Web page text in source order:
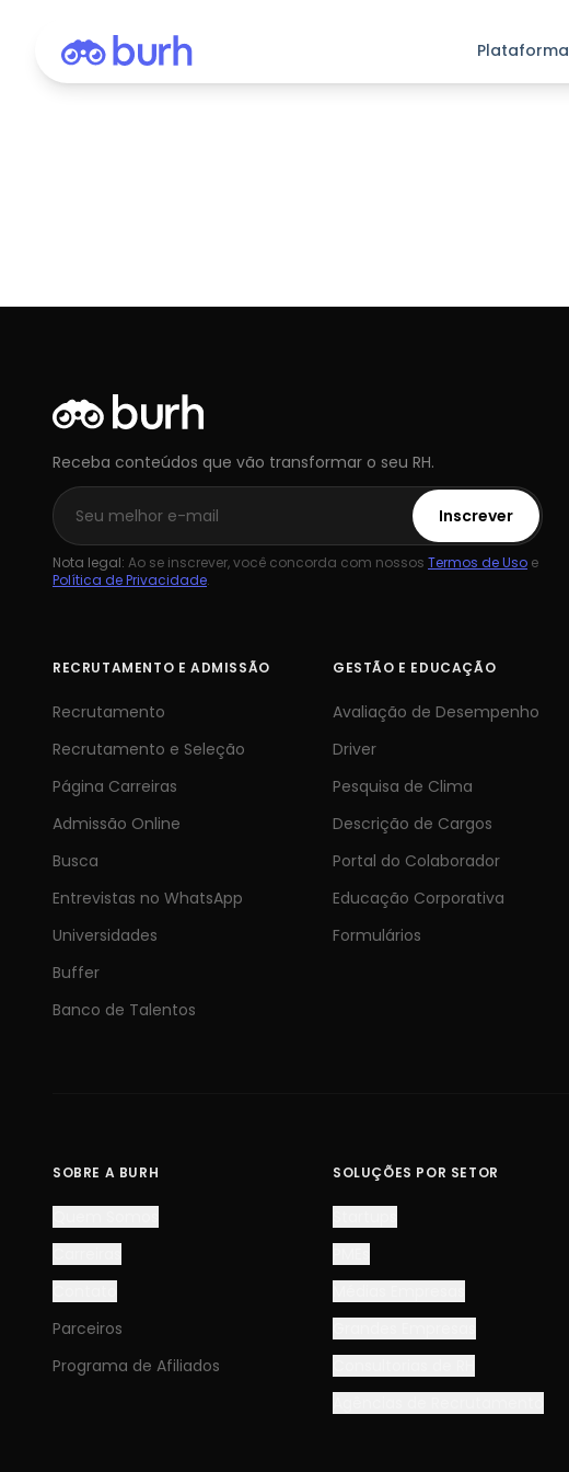
Plataforma
Receba conteúdos que vão transformar o seu RH.
Inscrever
Nota legal: Ao se inscrever, você concorda com nossos Termos de Uso e
Política de Privacidade.
RECRUTAMENTO E ADMISSÃO
Recrutamento
Recrutamento e Seleção
Página Carreiras
Admissão Online
Busca
Entrevistas no WhatsApp
Universidades
Buffer
Banco de Talentos
GESTÃO E EDUCAÇÃO
Avaliação de Desempenho
Driver
Pesquisa de Clima
Descrição de Cargos
Portal do Colaborador
Educação Corporativa
Formulários
SOBRE A BURH
Parceiros
Programa de Afiliados
SOLUÇÕES POR SETOR